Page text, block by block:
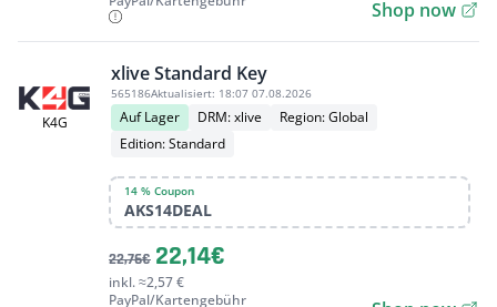
Shop now
K4G
xlive Standard Key
565186Aktualisiert: 18:07 07.08.2026
Auf Lager DRM: xlive
Region: Global
Edition: Standard
14 % Coupon
AKS14DEAL
22,76€ 22,14€
inkl. ≈2,57 €
PayPal/Kartengebühr